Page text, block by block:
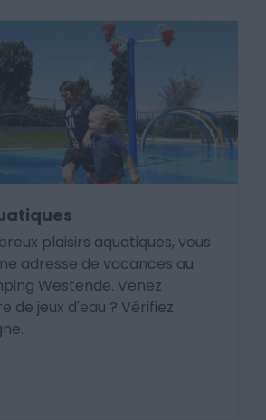
plaisirs aquatiques, vous
adresse de vacances au
Westende. Venez
de jeux d'eau ? Vérifiez